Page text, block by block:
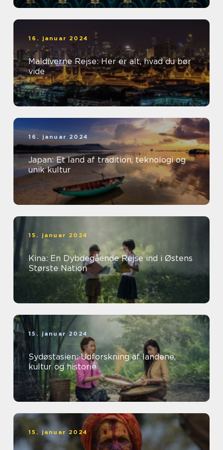
16. januar 2024
Maldiverne Rejse: Her er alt, hvad du bør
vide
16. januar 2024
Japan: Et land af tradition, teknologi og
unik kultur
15. januar 2024
Kina: En Dybdegående Rejse ind i Østens
Største Nation
15. januar 2024
Sydøstasien: Udforskning af landene,
kultur og historie
15. januar 2024